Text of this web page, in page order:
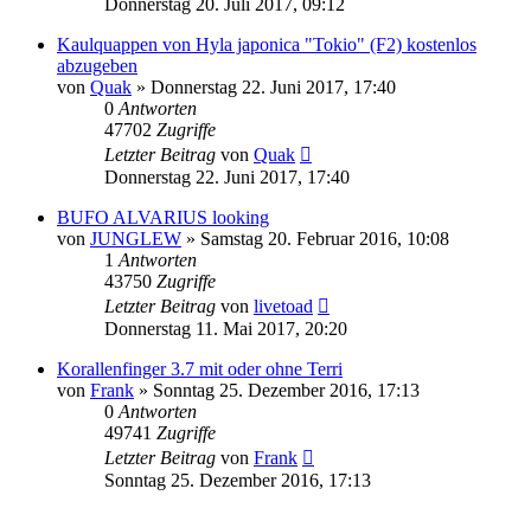
Kaulquappen von Hyla japonica "Tokio" (F2) kostenlos
abzugeben
von Quak » Donnerstag 22. Juni 2017, 17:40
0 Antworten
47702 Zugriffe
Letzter Beitrag von Quak
Donnerstag 22. Juni 2017, 17:40
BUFO ALVARIUS looking
von JUNGLEW » Samstag 20. Februar 2016, 10:08
1 Antworten
43750 Zugriffe
Letzter Beitrag von livetoad
Donnerstag 11. Mai 2017, 20:20
Korallenfinger 3.7 mit oder ohne Terri
von Frank » Sonntag 25. Dezember 2016, 17:13
0 Antworten
49741 Zugriffe
Letzter Beitrag von Frank
Sonntag 25. Dezember 2016, 17:13